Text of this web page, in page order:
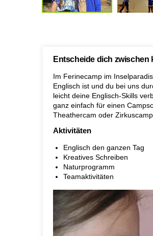
Entscheide dich zwischen
Im Ferinecamp im
Englisch ist und du bei uns
leicht deine Englisch-Skills
ganz einfach für einen
Theathercam oder Zirkuscamp.
Aktivitäten
Englisch den ganzen Tag
Kreatives Schreiben
Naturprogramm
Teamaktivitäten